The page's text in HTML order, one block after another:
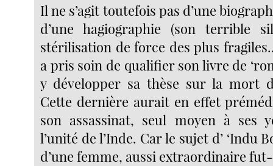
Il ne s’agit toutefois pas d’une
d’une hagiographie (son terrible
stérilisation de force des plus
a pris soin de qualifier son livre de
y développer sa thèse sur la mort
Cette dernière aurait en effet
son assassinat, seul moyen à ses
l’unité de l’Inde. Car le sujet d’ ‘Indu
d’une femme, aussi extraordinaire